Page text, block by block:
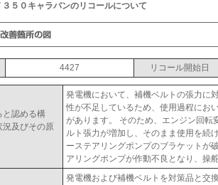
３５０キャラバンのリコールについて
4427 リコール開始日
と認める構
及びその原
発電機において、補機ベルトの張力に
性が不足しているため、使用過程にお
があります。 そのため、エンジン回転
ルト張力が増加し、そのまま使用を続
ーステアリングポンプのブラケットが
アリングポンプが作動不良となり、操
発電機および補機ベルトを対策品と交